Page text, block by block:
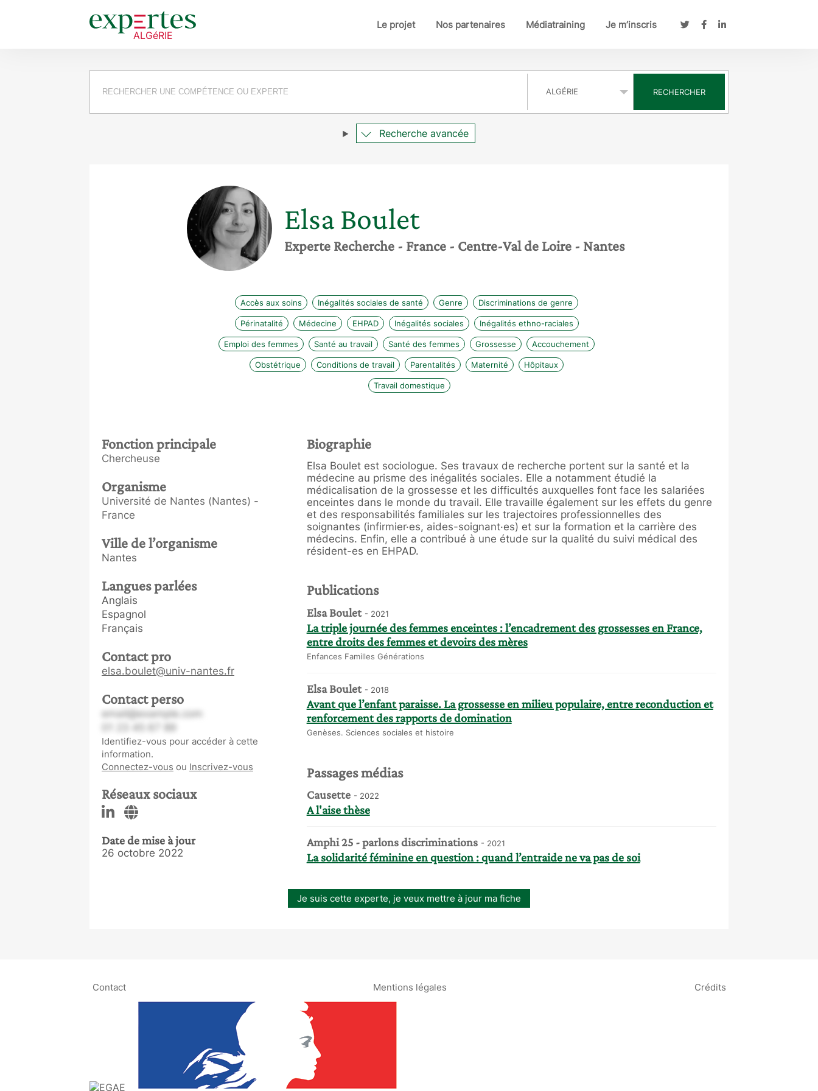
Le projet Nos partenaires Médiatraining Je m’inscris
Requête RECHERCHER
Recherche avancée
ElsaBoulet
Experte Recherche - France - Centre-Val de Loire - Nantes
Accès aux soins Inégalités sociales de santé Genre Discriminations de genre
Périnatalité Médecine EHPAD Inégalités sociales Inégalités ethno-raciales
Emploi des femmes Santé au travail Santé des femmes Grossesse Accouchement
Obstétrique Conditions de travail Parentalités Maternité Hôpitaux
Travail domestique
Fonction principale
Chercheuse
Organisme
Université de Nantes (Nantes) -
France
Ville de l’organisme
Nantes
Langues parlées
Anglais
Espagnol
Français
Contact pro
elsa.boulet@univ-nantes.fr
Contact perso
email@example.com
Identifiez-vous pour accéder à cette
information.
Connectez-vous ou Inscrivez-vous
Réseaux sociaux
Date de mise à jour
26 octobre 2022
Biographie
Elsa Boulet est sociologue. Ses travaux de recherche portent sur la santé et la
médecine au prisme des inégalités sociales. Elle a notamment étudié la
médicalisation de la grossesse et les difficultés auxquelles font face les salariées
enceintes dans le monde du travail. Elle travaille également sur les effets du genre
et des responsabilités familiales sur les trajectoires professionnelles des
soignantes (infirmier·es, aides-soignant·es) et sur la formation et la carrière des
médecins. Enfin, elle a contribué à une étude sur la qualité du suivi médical des
résident-es en EHPAD.
Publications
Elsa Boulet - 2021
La triple journée des femmes enceintes : l’encadrement des grossesses en France,
entre droits des femmes et devoirs des mères
Enfances Familles Générations
Elsa Boulet - 2018
Avant que l’enfant paraisse. La grossesse en milieu populaire, entre reconduction et
renforcement des rapports de domination
Genèses. Sciences sociales et histoire
Passages médias
Causette - 2022
A l'aise thèse
Amphi 25 - parlons discriminations - 2021
La solidarité féminine en question : quand l’entraide ne va pas de soi
Je suis cette experte, je veux mettre à jour ma fiche
Contact Mentions légales Crédits